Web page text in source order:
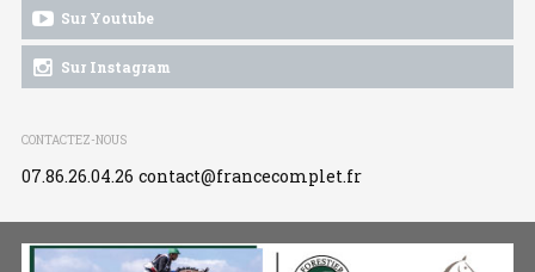
Sur Youtube
Sur Instagram
CONTACTEZ-NOUS
07.86.26.04.26 contact@francecomplet.fr